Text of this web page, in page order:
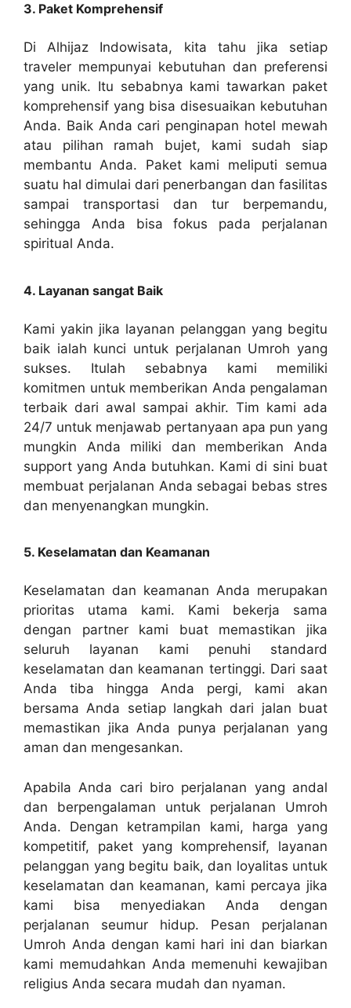
3. Paket Komprehensif
Di Alhijaz Indowisata, kita tahu jika setiap
traveler mempunyai kebutuhan dan preferensi
yang unik. Itu sebabnya kami tawarkan paket
komprehensif yang bisa disesuaikan kebutuhan
Anda. Baik Anda cari penginapan hotel mewah
atau pilihan ramah bujet, kami sudah siap
membantu Anda. Paket kami meliputi semua
suatu hal dimulai dari penerbangan dan fasilitas
sampai transportasi dan tur berpemandu,
sehingga Anda bisa fokus pada perjalanan
spiritual Anda.
4. Layanan sangat Baik
Kami yakin jika layanan pelanggan yang begitu
baik ialah kunci untuk perjalanan Umroh yang
sukses. Itulah sebabnya kami memiliki
komitmen untuk memberikan Anda pengalaman
terbaik dari awal sampai akhir. Tim kami ada
24/7 untuk menjawab pertanyaan apa pun yang
mungkin Anda miliki dan memberikan Anda
support yang Anda butuhkan. Kami di sini buat
membuat perjalanan Anda sebagai bebas stres
dan menyenangkan mungkin.
5. Keselamatan dan Keamanan
Keselamatan dan keamanan Anda merupakan
prioritas utama kami. Kami bekerja sama
dengan partner kami buat memastikan jika
seluruh layanan kami penuhi standard
keselamatan dan keamanan tertinggi. Dari saat
Anda tiba hingga Anda pergi, kami akan
bersama Anda setiap langkah dari jalan buat
memastikan jika Anda punya perjalanan yang
aman dan mengesankan.
Apabila Anda cari biro perjalanan yang andal
dan berpengalaman untuk perjalanan Umroh
Anda. Dengan ketrampilan kami, harga yang
kompetitif, paket yang komprehensif, layanan
pelanggan yang begitu baik, dan loyalitas untuk
keselamatan dan keamanan, kami percaya jika
kami bisa menyediakan Anda dengan
perjalanan seumur hidup. Pesan perjalanan
Umroh Anda dengan kami hari ini dan biarkan
kami memudahkan Anda memenuhi kewajiban
religius Anda secara mudah dan nyaman.